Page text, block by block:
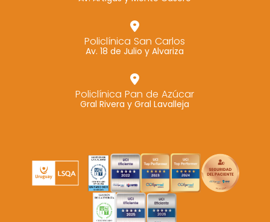
Policlínica San Carlos
Av. 18 de Julio y Alvariza
Policlínica Pan de Azúcar
Gral Rivera y Gral Lavalleja